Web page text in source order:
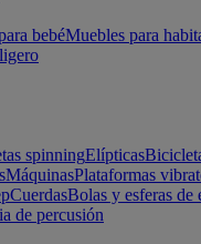
bebéMuebles para
spinningElípticas
MáquinasPlataformas
CuerdasBolas y esferas
de percusión